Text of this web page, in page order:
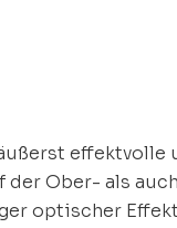
effektvolle
Ober- als
optischer